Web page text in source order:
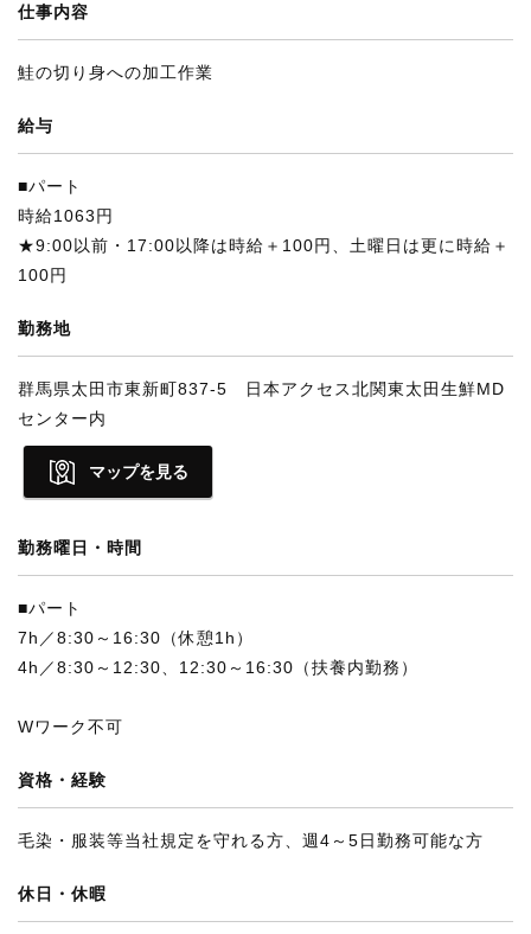
仕事内容
鮭の切り身への加工作業
給与
■パート
時給1063円
★9:00以前・17:00以降は時給＋100円、土曜日は更に時給＋
100円
勤務地
群馬県太田市東新町837-5 日本アクセス北関東太田生鮮MD
センター内
マップを見る
勤務曜日・時間
■パート
7h／8:30～16:30（休憩1h）
4h／8:30～12:30、12:30～16:30（扶養内勤務）
Wワーク不可
資格・経験
毛染・服装等当社規定を守れる方、週4～5日勤務可能な方
休日・休暇